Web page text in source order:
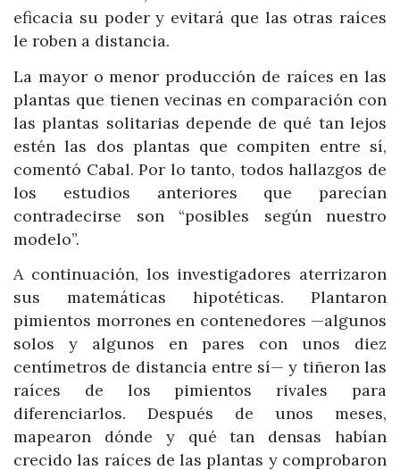
eficacia su poder y evitará que las otras raíces
le roben a distancia.
La mayor o menor producción de raíces en las
plantas que tienen vecinas en comparación con
las plantas solitarias depende de qué tan lejos
estén las dos plantas que compiten entre sí,
comentó Cabal. Por lo tanto, todos hallazgos de
los estudios anteriores que parecían
contradecirse son “posibles según nuestro
modelo”.
A continuación, los investigadores aterrizaron
sus matemáticas hipotéticas. Plantaron
pimientos morrones en contenedores —algunos
solos y algunos en pares con unos diez
centímetros de distancia entre sí— y tiñeron las
raíces de los pimientos rivales para
diferenciarlos. Después de unos meses,
mapearon dónde y qué tan densas habían
crecido las raíces de las plantas y comprobaron